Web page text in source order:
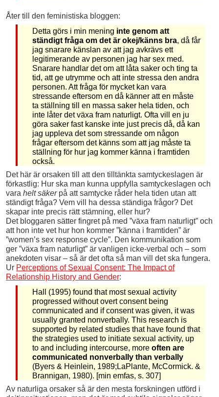
Åter till den feministiska bloggen:
Detta görs i min mening inte genom att
ständigt fråga om det är okej/känns bra, då får
jag snarare känslan av att jag avkrävs ett
legitimerande av personen jag har sex med.
Snarare handlar det om att låta saker och ting ta
tid, att ge utrymme och att inte stressa den andra
personen. Att fråga för mycket kan vara
stressande eftersom en då känner att en måste
ta ställning till en massa saker hela tiden, och
inte låter det växa fram naturligt. Ofta vill en ju
göra saker fast kanske inte just precis då, då kan
jag uppleva det som stressande om någon
frågar eftersom det känns som att jag måste ta
ställning för hur jag kommer känna i framtiden
också.
Det här är orsaken till att den tilltänkta samtyckeslagen är
förkastlig: Hur ska man kunna uppfylla samtyckeslagen och
vara helt säkerpå att samtycke råder hela tiden utan att
ständigt fråga? Vem vill ha dessa ständiga frågor? Det
skapar inte precis rätt stämning, eller hur?
Det bloggaren sätter fingret på med ”växa fram naturligt” och
att hon inte vet hur hon kommer ”känna i framtiden” är
”women’s sex response cycle”. Den kommunikation som
ger ”växa fram naturligt” är vanligen icke-verbal och – som
anekdoten visar – så är det ofta så man vill det ska fungera.
Ur Perceptions of Sexual Consent: The Impact of
Relationship History and Gender:
Hall (1995) found that most sexual activity
progressed without overt consent being
communicated and if consent was given, it was
usually granted nonverbally. This research is
supported by related studies that have found that
the strategies used to initiate sexual activity, up
to and including intercourse, moreoften are
communicated nonverbally than verbally
(Byers & Heinlein, 1989;LaPlante, McCormick. &
Brannigan, 1980). [min emfas, s. 307]
Av naturliga orsaker så är den mesta forskningen utförd i